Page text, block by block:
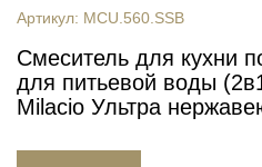
Артикул: MCU.560.SSB
Смеситель для кухни
для питьевой воды
Milacio Ультра